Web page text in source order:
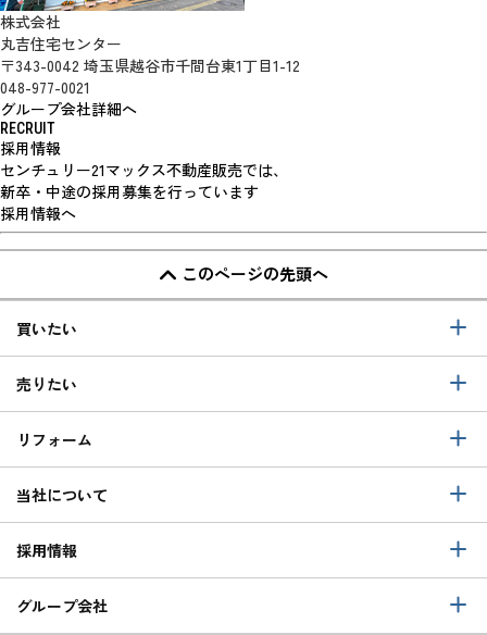
株式会社
丸吉住宅センター
〒343-0042 埼玉県越谷市千間台東1丁目1-12
048-977-0021
グループ会社詳細へ
RECRUIT
採用情報
センチュリー21マックス不動産販売では、
新卒・中途の採用募集を行っています
採用情報へ
このページの先頭へ
買いたい
売りたい
リフォーム
当社について
採用情報
グループ会社